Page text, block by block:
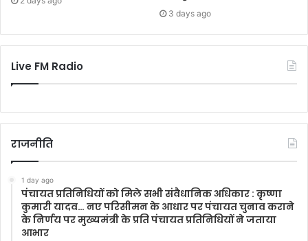
3 days ago
Live FM Radio
राजनीति
1 day ago
पंचायत प्रतिनिधियों को मिले सभी संवैधानिक अधिकार : कृष्णा
कुमारी यादव… नए परिसीमन के आधार पर पंचायत चुनाव कराने
के निर्णय पर मुख्यमंत्री के प्रति पंचायत प्रतिनिधियों ने जताया
आभार